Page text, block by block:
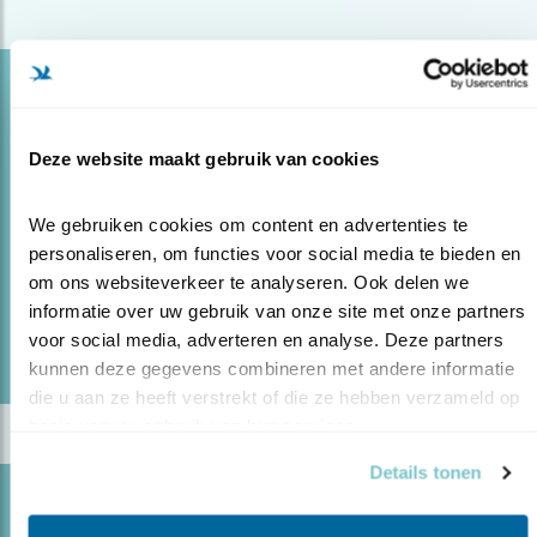
Deze website maakt gebruik van cookies
We gebruiken cookies om content en advertenties te
personaliseren, om functies voor social media te bieden en
om ons websiteverkeer te analyseren. Ook delen we
informatie over uw gebruik van onze site met onze partners
voor social media, adverteren en analyse. Deze partners
kunnen deze gegevens combineren met andere informatie
die u aan ze heeft verstrekt of die ze hebben verzameld op
Details tonen
Blog
04.07.23Indonesische vogelbeschermers zetten
Nederland.
lees meer
Door Hans Peeters